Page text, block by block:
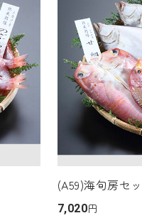
(A59)海旬房セ
7,020円